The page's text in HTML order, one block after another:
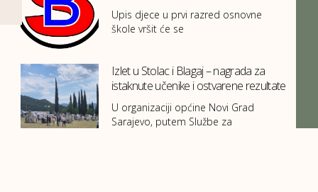
Upis djece u prvi razred osnovne
škole vršit će se
Izlet u Stolac i Blagaj – nagrada za
istaknute učenike i ostvarene rezultate
U organizaciji općine Novi Grad
Sarajevo, putem Službe za